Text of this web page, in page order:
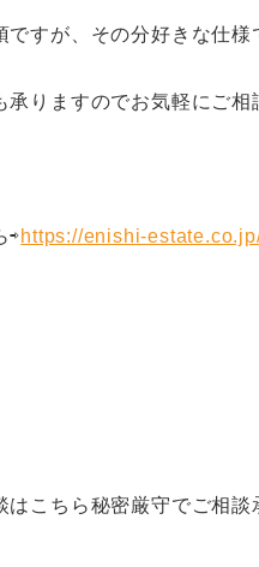
ですが、その分好きな仕
承りますのでお気軽にご相
⇨https://enishi-
はこちら秘密厳守でご相談